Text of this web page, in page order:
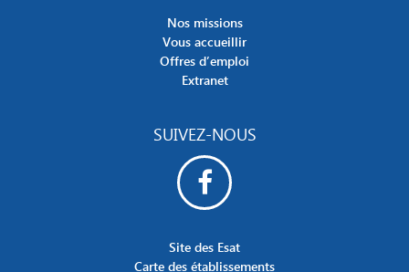
Nos missions
Vous accueillir
Offres d’emploi
Extranet
SUIVEZ-NOUS
Site des Esat
Carte des établissements